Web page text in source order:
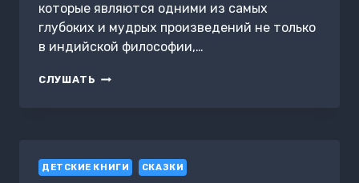
которые являются одними из самых
глубоких и мудрых произведений не только
в индийской философии,…
СЛУШАТЬ УПАНИШАДЫ
ДЕТСКИЕ КНИГИ СКАЗКИ